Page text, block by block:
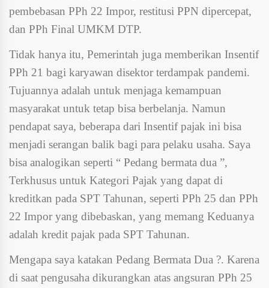
pembebasan PPh 22 Impor, restitusi PPN dipercepat,
dan PPh Final UMKM DTP.
Tidak hanya itu, Pemerintah juga memberikan Insentif
PPh 21 bagi karyawan disektor terdampak pandemi.
Tujuannya adalah untuk menjaga kemampuan
masyarakat untuk tetap bisa berbelanja. Namun
pendapat saya, beberapa dari Insentif pajak ini bisa
menjadi serangan balik bagi para pelaku usaha. Saya
bisa analogikan seperti “ Pedang bermata dua ”,
Terkhusus untuk Kategori Pajak yang dapat di
kreditkan pada SPT Tahunan, seperti PPh 25 dan PPh
22 Impor yang dibebaskan, yang memang Keduanya
adalah kredit pajak pada SPT Tahunan.
Mengapa saya katakan Pedang Bermata Dua ?. Karena
di saat pengusaha dikurangkan atas angsuran PPh 25